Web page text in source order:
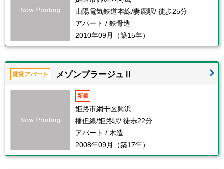
山陽電気鉄道本線/妻鹿駅/ 徒歩25分
アパート / 鉄骨造
2010年09月（築15年）
賃貸アパート メゾンプラージュⅡ
新着
姫路市網干区興浜
播但線/姫路駅/ 徒歩22分
アパート / 木造
2008年09月（築17年）